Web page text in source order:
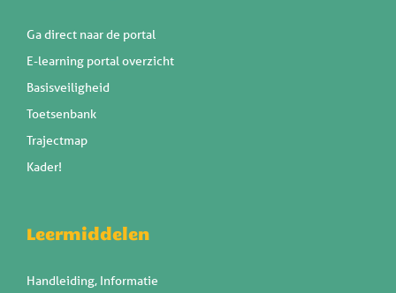
Ga direct naar de portal
E-learning portal overzicht
Basisveiligheid
Toetsenbank
Trajectmap
Kader!
Leermiddelen
Handleiding, Informatie